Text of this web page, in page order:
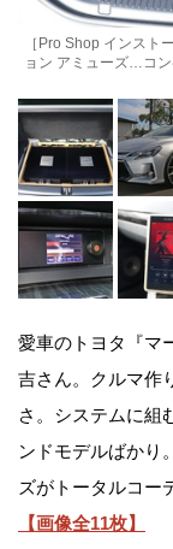
［Pro Shop インスト
ョン アミューズ…コ
愛車のトヨタ『マ
吉さん。クルマ作
さ。システムに組
ンドモデルばかり
ズがトータルコー
【画像全11枚】